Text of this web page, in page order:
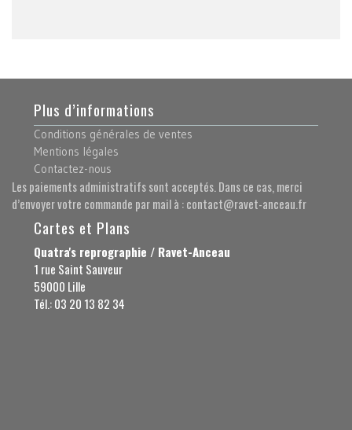
Plus d’informations
Conditions générales de ventes
Mentions légales
Contactez-nous
Les paiements administratifs sont acceptés. Dans ce cas, merci
d’envoyer votre commande par mail à : contact@ravet-anceau.fr
Cartes et Plans
Quatra's reprographie / Ravet-Anceau
1 rue Saint Sauveur
59000 Lille
Tél.: 03 20 13 82 34